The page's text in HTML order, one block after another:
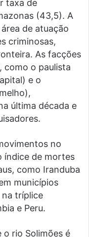
taxa de
(43,5). A
de atuação
criminosas,
As facções
como o paulista
e o
última década e
no
índice de mortes
como Iranduba
municípios
tríplice
e Peru.
o rio Solimões é